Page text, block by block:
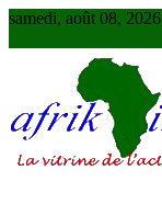
Skip
samedi, août 08, 2026